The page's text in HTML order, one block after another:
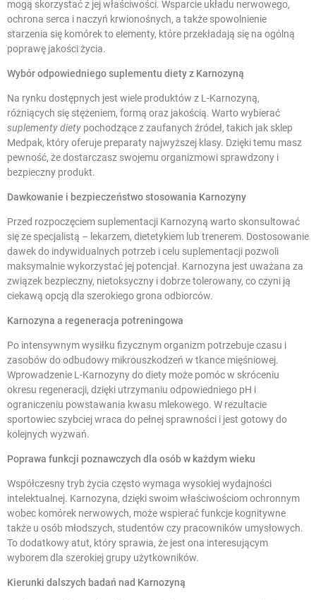
mogą skorzystać z jej właściwości. Wsparcie układu nerwowego,
ochrona serca i naczyń krwionośnych, a także spowolnienie
starzenia się komórek to elementy, które przekładają się na ogólną
poprawę jakości życia.
Wybór odpowiedniego suplementu diety z Karnozyną
Na rynku dostępnych jest wiele produktów z L-Karnozyną,
różniących się stężeniem, formą oraz jakością. Warto wybierać
suplementy diety pochodzące z zaufanych źródeł, takich jak sklep
Medpak, który oferuje preparaty najwyższej klasy. Dzięki temu masz
pewność, że dostarczasz swojemu organizmowi sprawdzony i
bezpieczny produkt.
Dawkowanie i bezpieczeństwo stosowania Karnozyny
Przed rozpoczęciem suplementacji Karnozyną warto skonsultować
się ze specjalistą – lekarzem, dietetykiem lub trenerem. Dostosowanie
dawek do indywidualnych potrzeb i celu suplementacji pozwoli
maksymalnie wykorzystać jej potencjał. Karnozyna jest uważana za
związek bezpieczny, nietoksyczny i dobrze tolerowany, co czyni ją
ciekawą opcją dla szerokiego grona odbiorców.
Karnozyna a regeneracja potreningowa
Po intensywnym wysiłku fizycznym organizm potrzebuje czasu i
zasobów do odbudowy mikrouszkodzeń w tkance mięśniowej.
Wprowadzenie L-Karnozyny do diety może pomóc w skróceniu
okresu regeneracji, dzięki utrzymaniu odpowiedniego pH i
ograniczeniu powstawania kwasu mlekowego. W rezultacie
sportowiec szybciej wraca do pełnej sprawności i jest gotowy do
kolejnych wyzwań.
Poprawa funkcji poznawczych dla osób w każdym wieku
Współczesny tryb życia często wymaga wysokiej wydajności
intelektualnej. Karnozyna, dzięki swoim właściwościom ochronnym
wobec komórek nerwowych, może wspierać funkcje kognitywne
także u osób młodszych, studentów czy pracowników umysłowych.
To dodatkowy atut, który sprawia, że jest ona interesującym
wyborem dla szerokiej grupy użytkowników.
Kierunki dalszych badań nad Karnozyną